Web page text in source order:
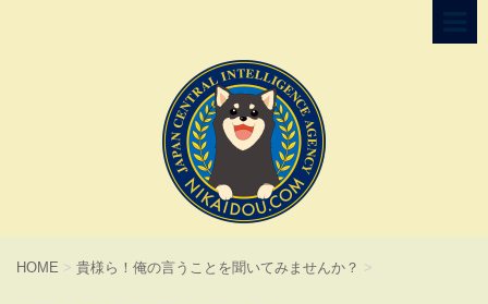
HOME > 貴様ら！俺の言うことを聞いてみませんか？ >